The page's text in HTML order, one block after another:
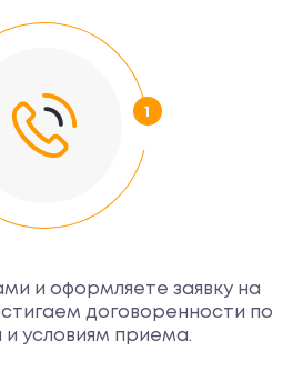
и оформляете заявку на
договоренности по
условиям приема.